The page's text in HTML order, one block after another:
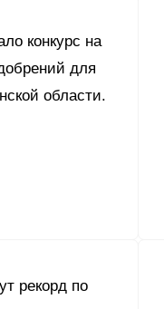
конкурс на
для
области.
рекорд по